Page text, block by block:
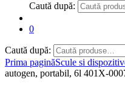
Caută după:
0
Caută după:
Prima paginăScule si
autogen, portabil, 6l 401X-